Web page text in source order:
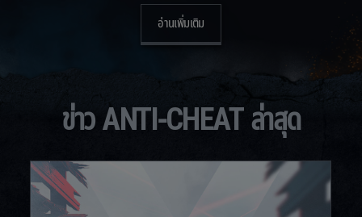
อ่านเพิ่มเติม
ข่าว ANTI-CHEAT ล่าสุด